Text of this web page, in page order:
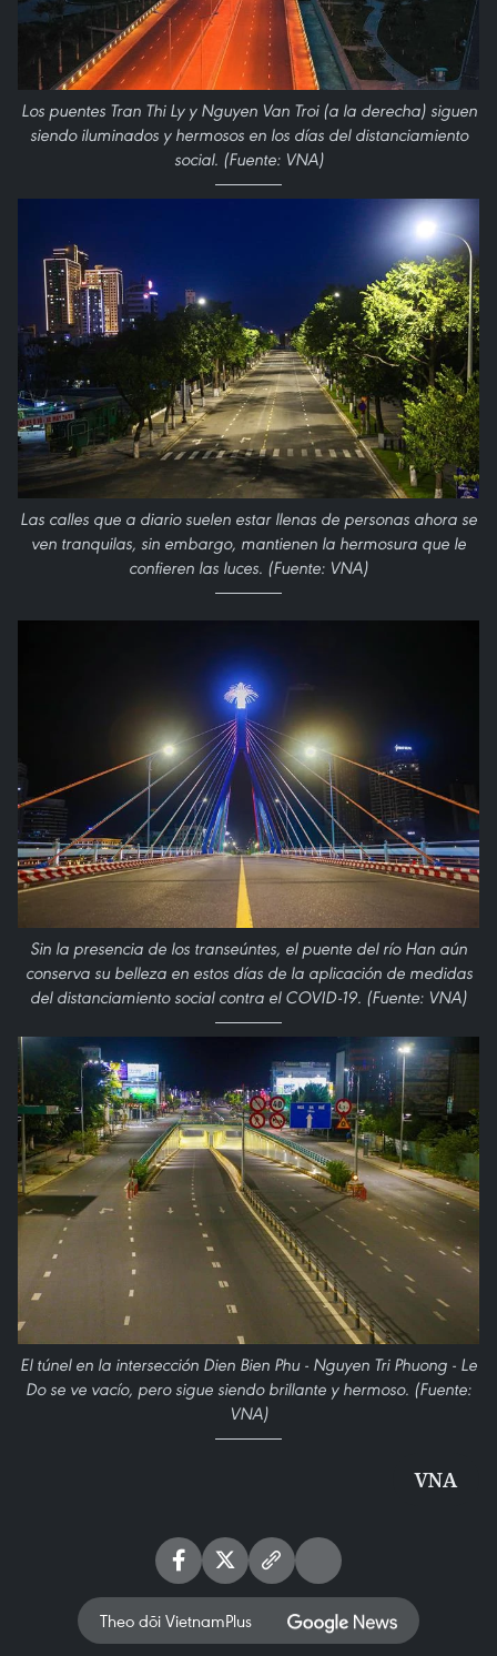
Los puentes Tran Thi Ly y Nguyen Van Troi (a la derecha) siguen
siendo iluminados y hermosos en los días del distanciamiento
social. (Fuente: VNA)
Las calles que a diario suelen estar llenas de personas ahora se
ven tranquilas, sin embargo, mantienen la hermosura que le
confieren las luces. (Fuente: VNA)
Sin la presencia de los transeúntes, el puente del río Han aún
conserva su belleza en estos días de la aplicación de medidas
del distanciamiento social contra el COVID-19. (Fuente: VNA)
El túnel en la intersección Dien Bien Phu - Nguyen Tri Phuong - Le
Do se ve vacío, pero sigue siendo brillante y hermoso. (Fuente:
VNA)
VNA
Theo dõi VietnamPlus